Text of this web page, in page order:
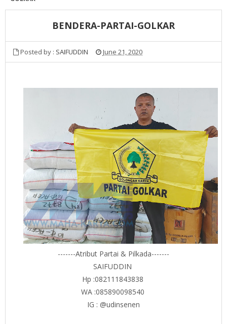
BENDERA-PARTAI-GOLKAR
Posted by : SAIFUDDIN June 21, 2020
-------Atribut Partai & Pilkada-------
SAIFUDDIN
Hp :082111843838
WA :085890098540
IG : @udinsenen